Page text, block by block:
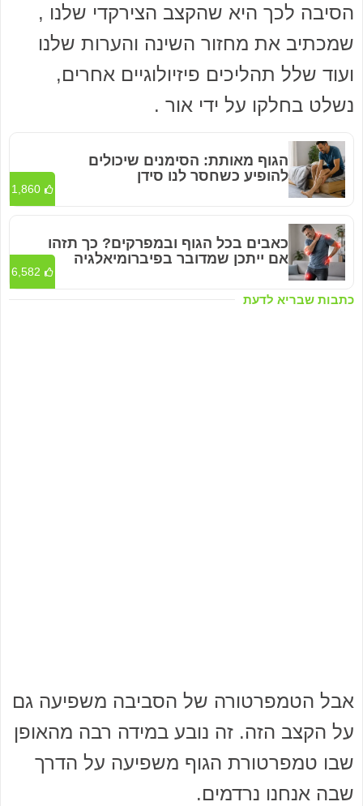
הסיבה לכך היא שהקצב הצירקדי שלנו ,
שמכתיב את מחזור השינה והערות שלנו
ועוד שלל תהליכים פיזיולוגיים אחרים,
נשלט בחלקו על ידי אור .
כתבות שבריא לדעת
הגוף מאותת: הסימנים שיכולים
להופיע כשחסר לנו סידן
1,860
כאבים בכל הגוף ובמפרקים? כך תזהו
אם ייתכן שמדובר בפיברומיאלגיה
6,582
אבל הטמפרטורה של הסביבה משפיעה גם
על הקצב הזה. זה נובע במידה רבה מהאופן
שבו טמפרטורת הגוף משפיעה על הדרך
שבה אנחנו נרדמים.